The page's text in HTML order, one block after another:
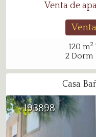
Venta de
120 m2
2Dorm
Casa
#193898